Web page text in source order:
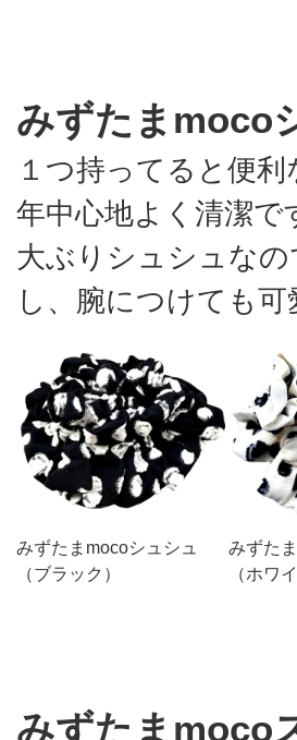
みずたまmoco
１つ持ってると便
年中心地よく清潔
大ぶりシュシュな
し、腕につけても
みずたまmocoシュシュ
（ブラック）
みずた
（ホワ
みずたまmoco